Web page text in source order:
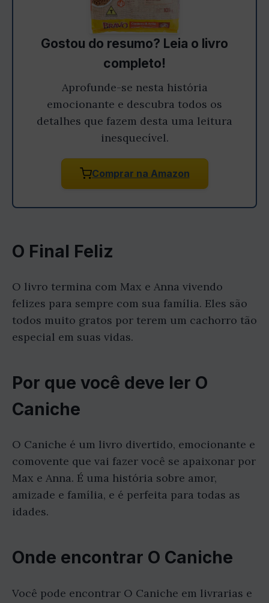
Gostou do resumo? Leia o livro
completo!
Aprofunde-se nesta história
emocionante e descubra todos os
detalhes que fazem desta uma leitura
inesquecível.
Comprar na Amazon
O Final Feliz
O livro termina com Max e Anna vivendo
felizes para sempre com sua família. Eles são
todos muito gratos por terem um cachorro tão
especial em suas vidas.
Por que você deve ler O
Caniche
O Caniche é um livro divertido, emocionante e
comovente que vai fazer você se apaixonar por
Max e Anna. É uma história sobre amor,
amizade e família, e é perfeita para todas as
idades.
Onde encontrar O Caniche
Você pode encontrar O Caniche em livrarias e